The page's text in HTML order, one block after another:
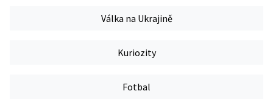
Válka na Ukrajině
Kuriozity
Fotbal